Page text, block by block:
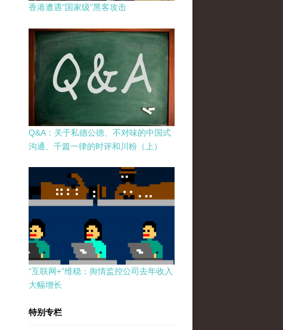
香港遭遇"国家级"黑客攻击
Q&A：关于私德公德、不对味的中国式
沟通、千篇一律的时评和川粉（上）
“互联网+”维稳：舆情监控公司去年收入
大幅增长
特别专栏